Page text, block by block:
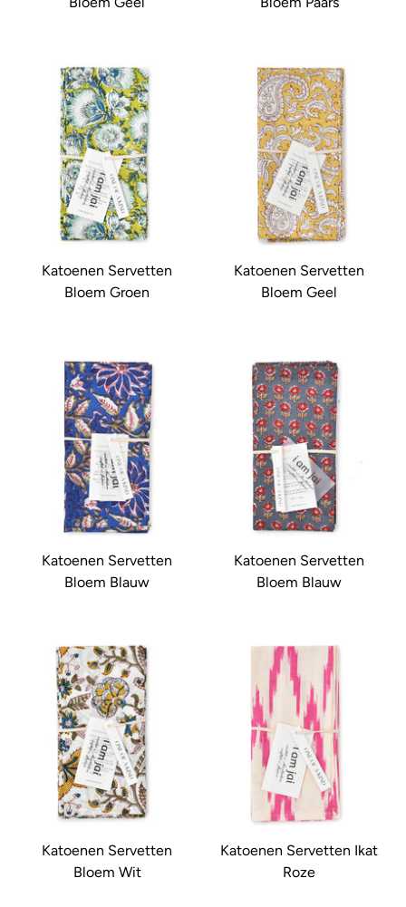
Katoenen Servetten
Bloem Groen
Katoenen Servetten
Bloem Geel
Katoenen Servetten
Bloem Blauw
Katoenen Servetten
Bloem Blauw
Katoenen Servetten
Bloem Wit
Katoenen Servetten Ikat
Roze